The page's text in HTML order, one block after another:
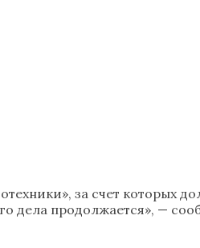
за счет которых
дела продолжается», —